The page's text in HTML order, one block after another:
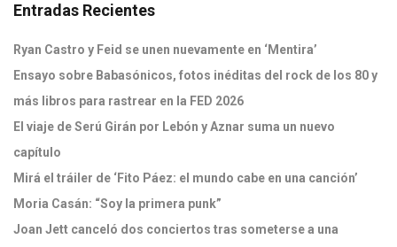
Entradas Recientes
Ryan Castro y Feid se unen nuevamente en ‘Mentira’
Ensayo sobre Babasónicos, fotos inéditas del rock de los 80 y
más libros para rastrear en la FED 2026
El viaje de Serú Girán por Lebón y Aznar suma un nuevo
capítulo
Mirá el tráiler de ‘Fito Páez: el mundo cabe en una canción’
Moria Casán: “Soy la primera punk”
Joan Jett canceló dos conciertos tras someterse a una